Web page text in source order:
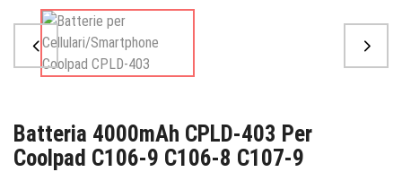
Sale
Batteria 4000mAh CPLD-403 Per
Coolpad C106-9 C106-8 C107-9